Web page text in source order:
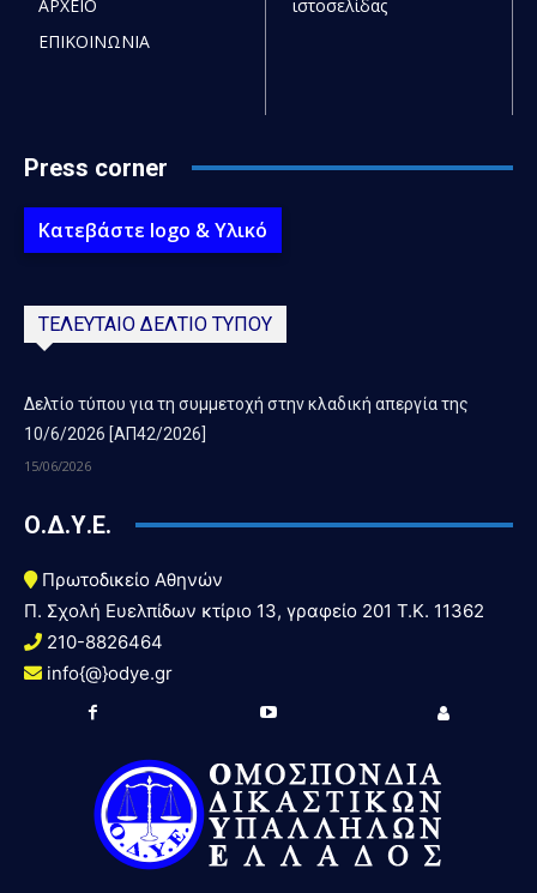
ΑΡΧΕΙΟ
ΕΠΙΚΟΙΝΩΝΙΑ
ιστοσελίδας
Press corner
Κατεβάστε logo & Υλικό
ΤΕΛΕΥΤΑΙΟ ΔΕΛΤΙΟ ΤΥΠΟΥ
Δελτίο τύπου για τη συμμετοχή στην κλαδική απεργία της
10/6/2026 [ΑΠ42/2026]
15/06/2026
Ο.Δ.Υ.Ε.
Πρωτοδικείο Αθηνών
Π. Σχολή Ευελπίδων κτίριο 13, γραφείο 201 T.K. 11362
210-8826464
info{@}odye.gr